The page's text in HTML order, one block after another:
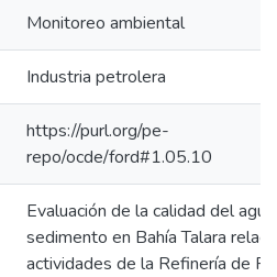
Monitoreo ambiental
Industria petrolera
https://purl.org/pe-
repo/ocde/ford#1.05.10
Evaluación de la calidad del
sedimento en Bahía Talara
actividades de la Refinería de